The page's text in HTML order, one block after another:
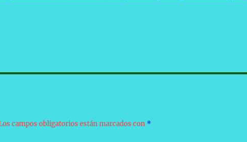
campos obligatorios están marcados con *